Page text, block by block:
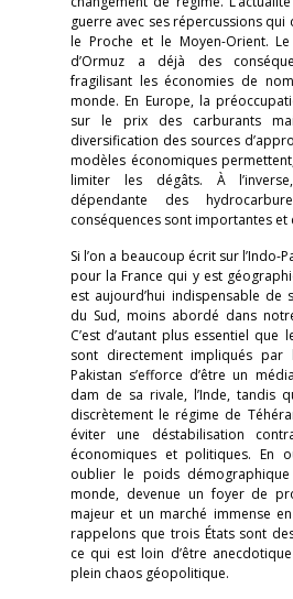
guerre avec ses répercussions
le Proche et le Moyen-Orient.
d’Ormuz a déjà des
fragilisant les économies de
monde. En Europe, la
sur le prix des carburants
diversification des sources
modèles économiques
limiter les dégâts. À
dépendante des
conséquences sont importantes et
Si l’on a beaucoup écrit sur l’Indo-
pour la France qui y est
est aujourd’hui indispensable de
du Sud, moins abordé dans
C’est d’autant plus essentiel que
sont directement impliqués par
Pakistan s’efforce d’être un
dam de sa rivale, l’Inde, tandis
discrètement le régime de
éviter une déstabilisation
économiques et politiques. En
oublier le poids
monde, devenue un foyer de
majeur et un marché immense
rappelons que trois États sont
ce qui est loin d’être
plein chaos géopolitique.